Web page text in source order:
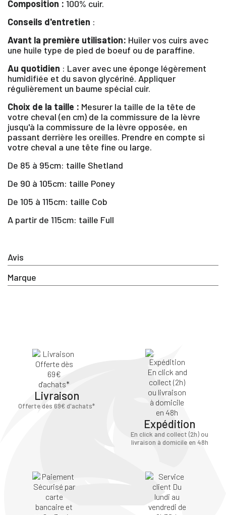
Avis
Marque
Composition : 100% cuir.
Conseils d'entretien :
Avant la première utilisation: Huiler vos cuirs avec
une huile type de pied de boeuf ou de paraffine.
Au quotidien : Laver avec une éponge légèrement
humidifiée et du savon glycériné. Appliquer
régulièrement un baume spécial cuir.
Choix de la taille : Mesurer la taille de la tête de
votre cheval (en cm) de la commissure de la lèvre
jusqu'à la commissure de la lèvre opposée, en
passant derrière les oreilles. Prendre en compte si
votre cheval a une tête fine ou large.
De 85 à 95cm: taille Shetland
De 90 à 105cm: taille Poney
De 105 à 115cm: taille Cob
A partir de 115cm: taille Full
Livraison
Offerte dès 69€ d'achats*
Expédition
En click and collect (2h) ou
livraison à domicile en 48h
produits dans votre liste d'envie
ANNULER SE
CONNECTER